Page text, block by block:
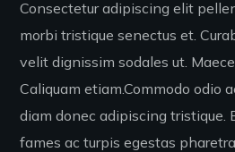
Consectetur adipiscing elit
morbi tristique senectus et.
velit dignissim sodales ut.
Caliquam etiam.Commodo odio
diam donec adipiscing tristique.
fames ac turpis egestas pharetra.